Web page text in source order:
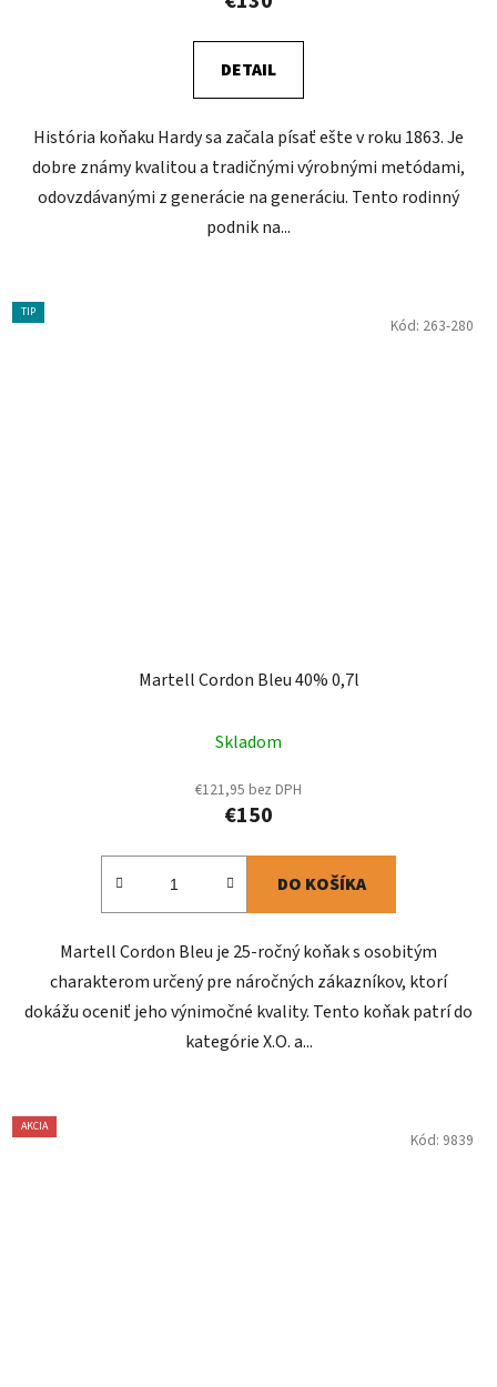
DETAIL
História koňaku Hardy sa začala písať ešte v roku 1863. Je
dobre známy kvalitou a tradičnými výrobnými metódami,
odovzdávanými z generácie na generáciu. Tento rodinný
podnik na...
TIP
Martell Cordon Bleu 40% 0,7l
Skladom
€121,95 bez DPH
€150
DO KOŠÍKA
Martell Cordon Bleu je 25-ročný koňak s osobitým
charakterom určený pre náročných zákazníkov, ktorí
dokážu oceniť jeho výnimočné kvality. Tento koňak patrí do
kategórie X.O. a...
Kód: 263-280
AKCIA
Kód: 9839